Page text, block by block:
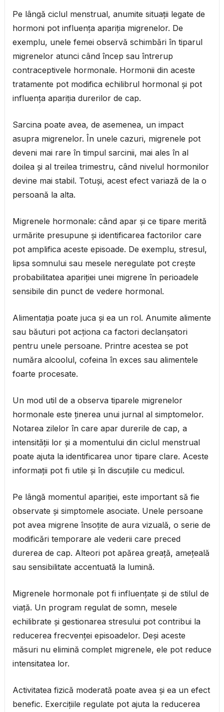
Pe lângă ciclul menstrual, anumite situații legate de
hormoni pot influența apariția migrenelor. De
exemplu, unele femei observă schimbări în tiparul
migrenelor atunci când încep sau întrerup
contraceptivele hormonale. Hormonii din aceste
tratamente pot modifica echilibrul hormonal și pot
influența apariția durerilor de cap.
Sarcina poate avea, de asemenea, un impact
asupra migrenelor. În unele cazuri, migrenele pot
deveni mai rare în timpul sarcinii, mai ales în al
doilea și al treilea trimestru, când nivelul hormonilor
devine mai stabil. Totuși, acest efect variază de la o
persoană la alta.
Migrenele hormonale: când apar și ce tipare merită
urmărite presupune și identificarea factorilor care
pot amplifica aceste episoade. De exemplu, stresul,
lipsa somnului sau mesele neregulate pot crește
probabilitatea apariției unei migrene în perioadele
sensibile din punct de vedere hormonal.
Alimentația poate juca și ea un rol. Anumite alimente
sau băuturi pot acționa ca factori declanșatori
pentru unele persoane. Printre acestea se pot
număra alcoolul, cofeina în exces sau alimentele
foarte procesate.
Un mod util de a observa tiparele migrenelor
hormonale este ținerea unui jurnal al simptomelor.
Notarea zilelor în care apar durerile de cap, a
intensității lor și a momentului din ciclul menstrual
poate ajuta la identificarea unor tipare clare. Aceste
informații pot fi utile și în discuțiile cu medicul.
Pe lângă momentul apariției, este important să fie
observate și simptomele asociate. Unele persoane
pot avea migrene însoțite de aura vizuală, o serie de
modificări temporare ale vederii care preced
durerea de cap. Alteori pot apărea greață, amețeală
sau sensibilitate accentuată la lumină.
Migrenele hormonale pot fi influențate și de stilul de
viață. Un program regulat de somn, mesele
echilibrate și gestionarea stresului pot contribui la
reducerea frecvenței episoadelor. Deși aceste
măsuri nu elimină complet migrenele, ele pot reduce
intensitatea lor.
Activitatea fizică moderată poate avea și ea un efect
benefic. Exercițiile regulate pot ajuta la reducerea